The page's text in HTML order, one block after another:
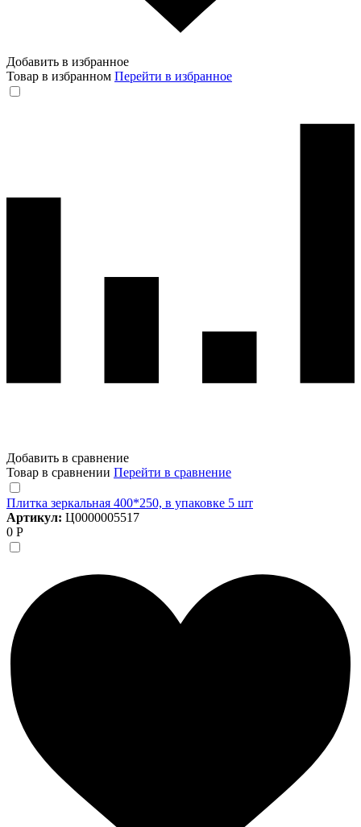
Добавить в избранное
Товар в избранном Перейти в избранное
Добавить в сравнение
Товар в сравнении Перейти в сравнение
Плитка зеркальная 400*250, в упаковке 5 шт
Артикул: Ц0000005517
0 Р